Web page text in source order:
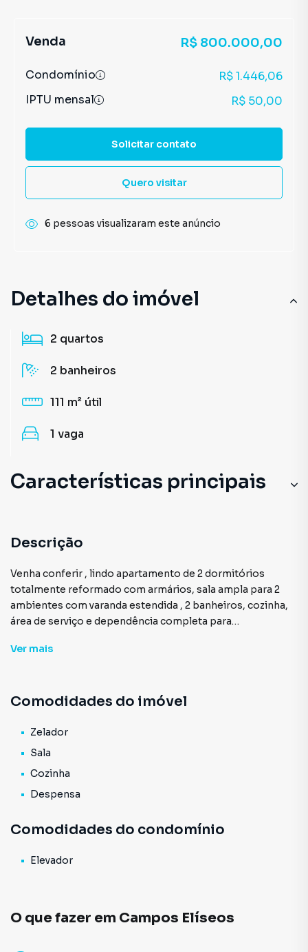
Detalhes do imóvel
2 quartos
2 banheiros
111 m² útil
1 vaga
Características principais
Descrição
Venha conferir , lindo apartamento de 2 dormitórios
totalmente reformado com armários, sala ampla para 2
ambientes com varanda estendida , 2 banheiros, cozinha,
área de serviço e dependência completa para
Imperdivel . A região é completa de comércios, escolas,
para investimentos. Agende a sua visita. Todos os valores
Ver mais
Comodidades do imóvel
Zelador
Sala
Cozinha
Despensa
Comodidades do condomínio
Elevador
O que fazer em Campos Elíseos
Venda R$ 800.000,00
Condomínio
R$ 1.446,06
IPTU mensal
R$ 50,00
Solicitar contato
Quero visitar
6 pessoas visualizaram este anúncio